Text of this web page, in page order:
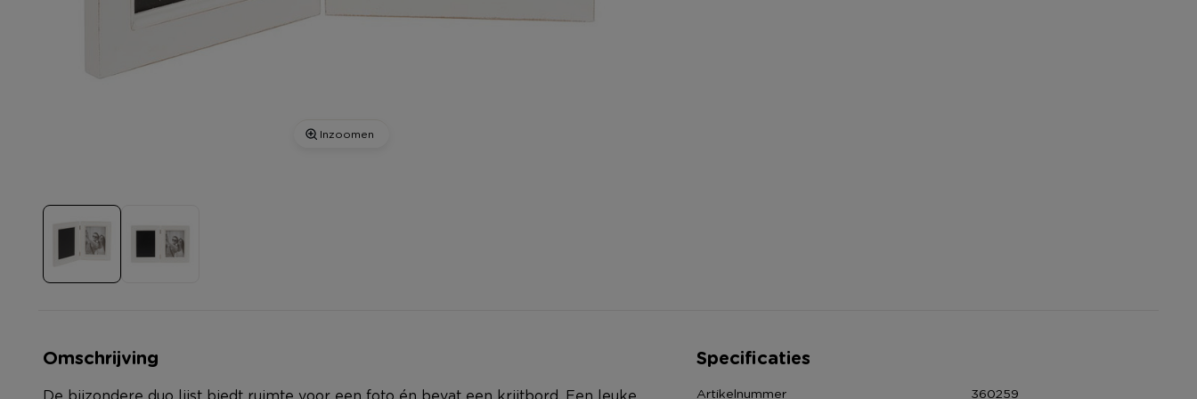
Inzoomen
Omschrijving
De bijzondere duo lijst biedt ruimte voor een foto én bevat een krijtbord. Een leuke
Specificaties
Artikelnummer
360259